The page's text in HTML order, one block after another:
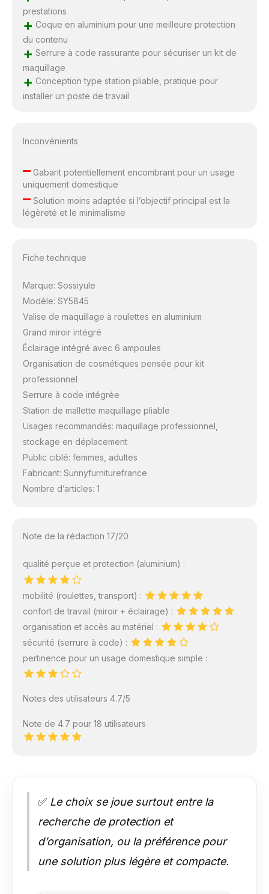
prestations
+ Coque en aluminium pour une meilleure protection
du contenu
+ Serrure à code rassurante pour sécuriser un kit de
maquillage
+ Conception type station pliable, pratique pour
installer un poste de travail
Inconvénients
–Gabarit potentiellement encombrant pour un usage
uniquement domestique
–Solution moins adaptée si l’objectif principal est la
légèreté et le minimalisme
Fiche technique
Marque: Sossiyule
Modèle: SY5845
Valise de maquillage à roulettes en aluminium
Grand miroir intégré
Éclairage intégré avec 6 ampoules
Organisation de cosmétiques pensée pour kit
professionnel
Serrure à code intégrée
Station de mallette maquillage pliable
Usages recommandés: maquillage professionnel,
stockage en déplacement
Public ciblé: femmes, adultes
Fabricant: Sunnyfurniturefrance
Nombre d’articles: 1
Note de la rédaction 17/20
qualité perçue et protection (aluminium) :
mobilité (roulettes, transport) :
confort de travail (miroir + éclairage) :
organisation et accès au matériel :
sécurité (serrure à code) :
pertinence pour un usage domestique simple :
Notes des utilisateurs 4.7/5
Note de 4.7 pour 18 utilisateurs
✅ Le choix se joue surtout entre la
recherche de protection et
d’organisation, ou la préférence pour
une solution plus légère et compacte.